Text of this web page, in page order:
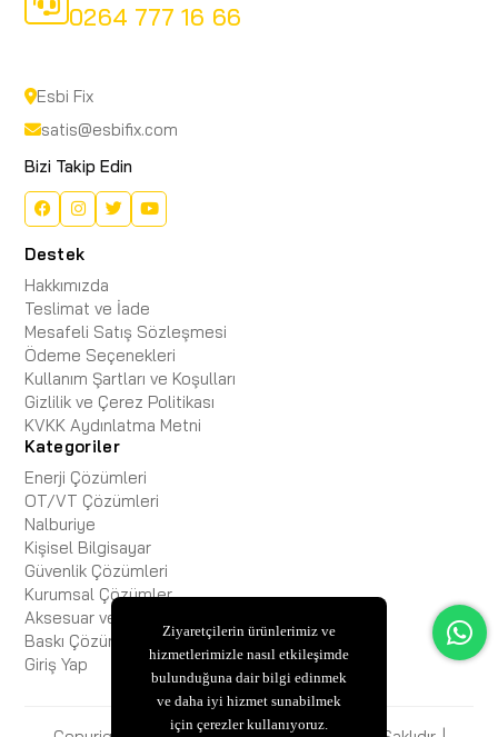
0264 777 16 66
Esbi Fix
satis@esbifix.com
Bizi Takip Edin
Destek
Hakkımızda
Teslimat ve İade
Mesafeli Satış Sözleşmesi
Ödeme Seçenekleri
Kullanım Şartları ve Koşulları
Gizlilik ve Çerez Politikası
KVKK Aydınlatma Metni
Kategoriler
Enerji Çözümleri
OT/VT Çözümleri
Nalburiye
Kişisel Bilgisayar
Güvenlik Çözümleri
Kurumsal Çözümler
Aksesuar ve Kablo
Baskı Çözümleri
Giriş Yap
Ziyaretçilerin ürünlerimiz ve
hizmetlerimizle nasıl etkileşimde
bulunduğuna dair bilgi edinmek
ve daha iyi hizmet sunabilmek
için çerezler kullanıyoruz.